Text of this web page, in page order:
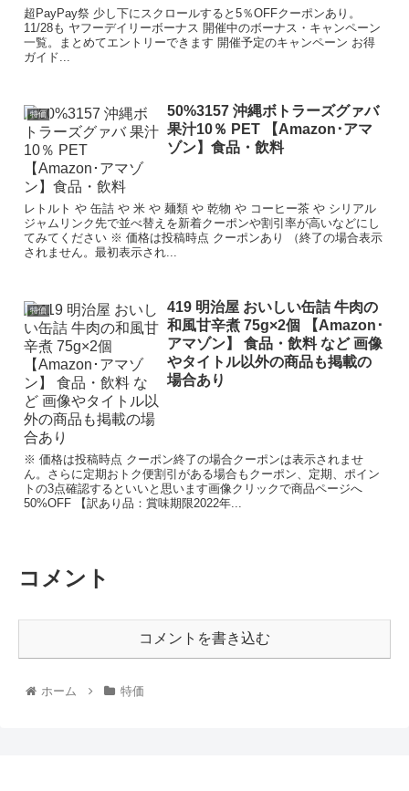
超PayPay祭 少し下にスクロールすると5％OFFクーポンあり。
11/28も ヤフーデイリーボーナス 開催中のボーナス・キャンペーン
一覧。まとめてエントリーできます 開催予定のキャンペーン お得
ガイド...
特価
50%3157 沖縄ボトラーズグァバ
果汁10％ PET 【Amazon･アマ
ゾン】食品・飲料
レトルト や 缶詰 や 米 や 麺類 や 乾物 や コーヒー茶 や シリアル
ジャムリンク先で並べ替えを新着クーポンや割引率が高いなどにし
てみてください ※ 価格は投稿時点 クーポンあり （終了の場合表示
されません。最初表示され...
特価
419 明治屋 おいしい缶詰 牛肉の
和風甘辛煮 75g×2個 【Amazon･
アマゾン】 食品・飲料 など 画像
やタイトル以外の商品も掲載の
場合あり
※ 価格は投稿時点 クーポン終了の場合クーポンは表示されませ
ん。さらに定期おトク便割引がある場合もクーポン、定期、ポイン
トの3点確認するといいと思います画像クリックで商品ページへ
50%OFF 【訳あり品：賞味期限2022年...
コメント
コメントを書き込む
ホーム 特価